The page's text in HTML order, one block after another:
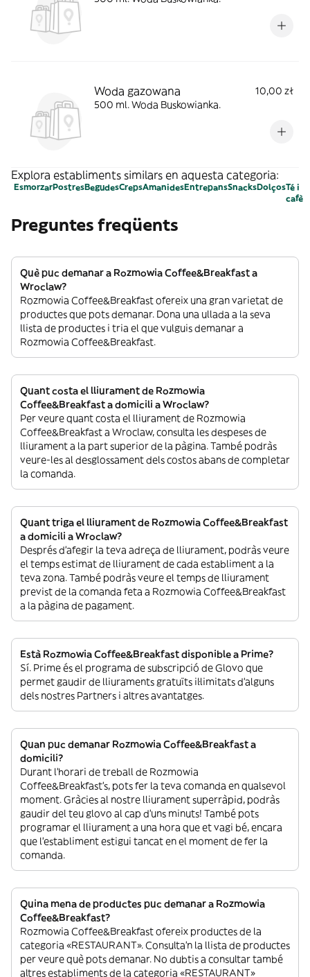
Woda gazowana
10,00 zł
500 ml. Woda Buskowianka.
Explora establiments similars en aquesta categoria:
EsmorzarPostresBegudesCrepsAmanidesEntrepansSnacksDolçosTé i
cafè
Preguntes freqüents
Què puc demanar a Rozmowia Coffee&Breakfast a
Wroclaw?
Rozmowia Coffee&Breakfast ofereix una gran varietat de
productes que pots demanar. Dona una ullada a la seva
llista de productes i tria el que vulguis demanar a
Rozmowia Coffee&Breakfast.
Quant costa el lliurament de Rozmowia
Coffee&Breakfast a domicili a Wroclaw?
Per veure quant costa el lliurament de Rozmowia
Coffee&Breakfast a Wroclaw, consulta les despeses de
lliurament a la part superior de la pàgina. També podràs
veure-les al desglossament dels costos abans de completar
la comanda.
Quant triga el lliurament de Rozmowia Coffee&Breakfast
a domicili a Wroclaw?
Després d’afegir la teva adreça de lliurament, podràs veure
el temps estimat de lliurament de cada establiment a la
teva zona. També podràs veure el temps de lliurament
previst de la comanda feta a Rozmowia Coffee&Breakfast
a la pàgina de pagament.
Està Rozmowia Coffee&Breakfast disponible a Prime?
Sí. Prime és el programa de subscripció de Glovo que
permet gaudir de lliuraments gratuïts il·limitats d’alguns
dels nostres Partners i altres avantatges.
Quan puc demanar Rozmowia Coffee&Breakfast a
domicili?
Durant l’horari de treball de Rozmowia
Coffee&Breakfast’s, pots fer la teva comanda en qualsevol
moment. Gràcies al nostre lliurament superràpid, podràs
gaudir del teu glovo al cap d’uns minuts! També pots
programar el lliurament a una hora que et vagi bé, encara
que l’establiment estigui tancat en el moment de fer la
comanda.
Quina mena de productes puc demanar a Rozmowia
Coffee&Breakfast?
Rozmowia Coffee&Breakfast ofereix productes de la
categoria «RESTAURANT». Consulta’n la llista de productes
per veure què pots demanar. No dubtis a consultar també
altres establiments de la categoria «RESTAURANT»